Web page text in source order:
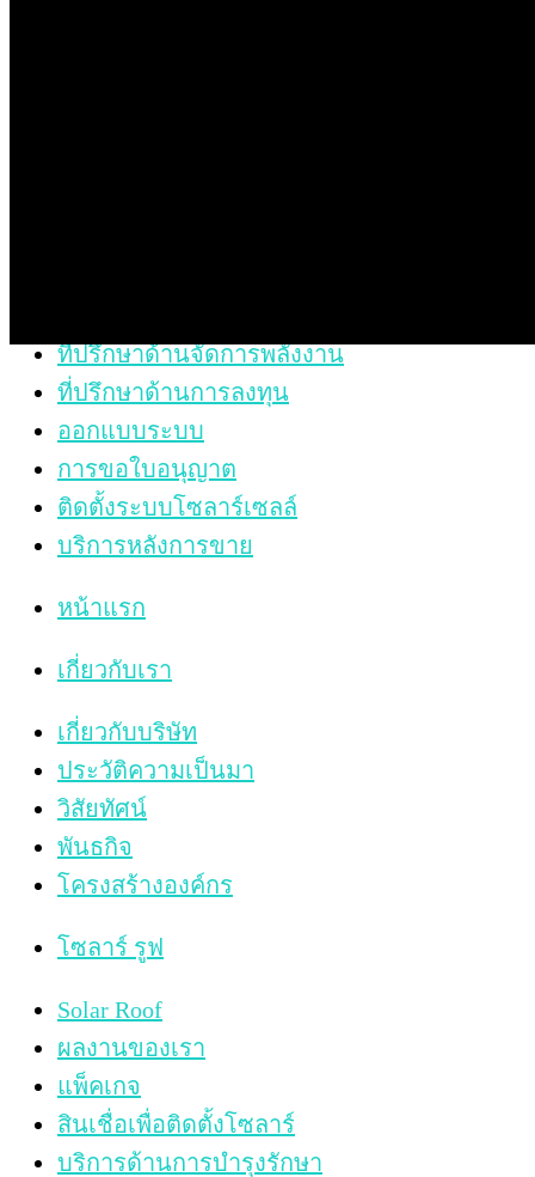
ที่ปรึกษาด้านจัดการพลังงาน
ที่ปรึกษาด้านการลงทุน
ออกแบบระบบ
การขอใบอนุญาต
ติดตั้งระบบโซลาร์เซลล์
บริการหลังการขาย
หน้าแรก
เกี่ยวกับเรา
เกี่ยวกับบริษัท
ประวัติความเป็นมา
วิสัยทัศน์
พันธกิจ
โครงสร้างองค์กร
โซลาร์ รูฟ
Solar Roof
ผลงานของเรา
แพ็คเกจ
สินเชื่อเพื่อติดตั้งโซลาร์
บริการด้านการบำรุงรักษา